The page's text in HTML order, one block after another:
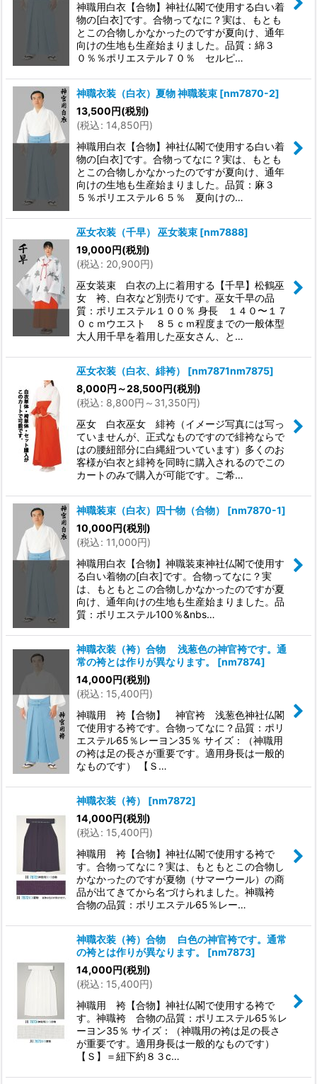
神職用白衣【合物】神社仏閣で使用する白い着
物の[白衣]です。合物ってなに？実は、もとも
とこの合物しかなかったのですが夏向け、通年
向けの生地も生産始まりました。品質：綿３
０％％ポリエステル７０％ セルピ…
神職衣装（白衣）夏物 神職装束 [nm7870-2]
13,500円(税別)
(税込: 14,850円)
神職用白衣【合物】神社仏閣で使用する白い着
物の[白衣]です。合物ってなに？実は、もとも
とこの合物しかなかったのですが夏向け、通年
向けの生地も生産始まりました。品質：麻３
５％ポリエステル６５％ 夏向けの…
巫女衣装（千早） 巫女装束 [nm7888]
19,000円(税別)
(税込: 20,900円)
巫女装束 白衣の上に着用する【千早】松鶴巫
女 袴、白衣など別売りです。巫女千早の品
質：ポリエステル１００％ 身長 １４０〜１７
０ｃｍウエスト ８５ｃｍ程度までの一般体型
大人用千早を着用した巫女さん、と…
巫女衣装（白衣、緋袴） [nm7871nm7875]
8,000円 ～28,500円(税別)
(税込: 8,800円 ～31,350円)
巫女 白衣巫女 緋袴（イメージ写真には写っ
ていませんが、正式なものですので緋袴ならで
はの腰紐部分に白縄紐ついています）多くのお
客様が白衣と緋袴を同時に購入されるのでこの
カートのみで購入が可能です。ご希…
神職装束（白衣）四十物（合物） [nm7870-1]
10,000円(税別)
(税込: 11,000円)
神職用白衣【合物】神職装束神社仏閣で使用す
る白い着物の[白衣]です。合物ってなに？実
は、もともとこの合物しかなかったのですが夏
向け、通年向けの生地も生産始まりました。品
質：ポリエステル100％&nbs…
神職衣装（袴）合物 浅葱色の神官袴です。通
常の袴とは作りが異なります。
[nm7874]
14,000円(税別)
(税込: 15,400円)
神職用 袴【合物】 神官袴 浅葱色神社仏閣
で使用する袴です。合物ってなに？品質：ポリ
エステル65％レーヨン35％ サイズ：（神職用
の袴は足の長さが重要です。適用身長は一般的
なものです） 【Ｓ…
神職衣装（袴） [nm7872]
14,000円(税別)
(税込: 15,400円)
神職用 袴【合物】神社仏閣で使用する袴で
す。合物ってなに？実は、もともとこの合物し
かなかったのですが夏物（サマーウール）の商
品が出てきてから名づけられました。神職袴
合物の品質：ポリエステル65％レー…
神職衣装（袴）合物 白色の神官袴です。通常
の袴とは作りが異なります。
[nm7873]
14,000円(税別)
(税込: 15,400円)
神職用 袴【合物】神社仏閣で使用する袴で
す。神職袴 合物の品質：ポリエステル65％レ
ーヨン35％ サイズ：（神職用の袴は足の長さ
が重要です。適用身長は一般的なものです）
【Ｓ】＝紐下約８３c…